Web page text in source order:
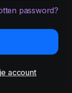
password?
account